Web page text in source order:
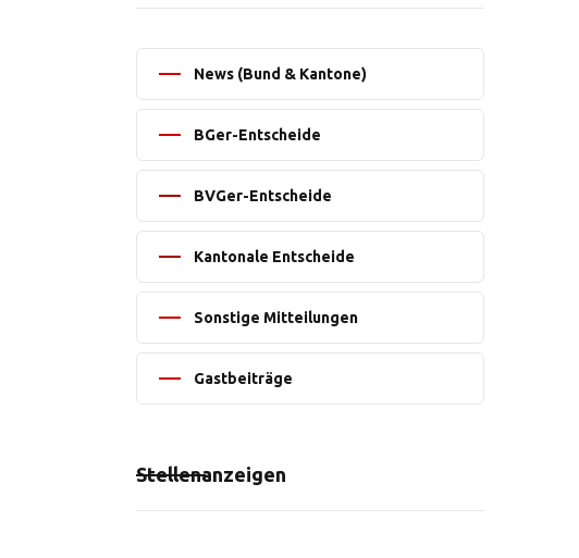
News (Bund & Kantone)
BGer-Entscheide
BVGer-Entscheide
Kantonale Entscheide
Sonstige Mitteilungen
Gastbeiträge
Stellenanzeigen